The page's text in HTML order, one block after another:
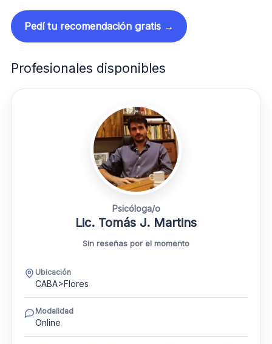
Pedí tu recomendación gratis →
Profesionales disponibles
Psicóloga/o
Lic. Tomás J. Martins
Sin reseñas por el momento
Ubicación
CABA>Flores
Modalidad
Online